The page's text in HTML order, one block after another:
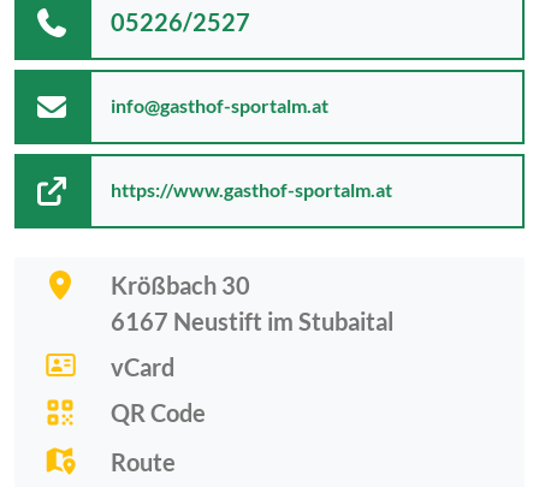
Krößbach 30
6167 Neustift im Stubaital
vCard
QR Code
Route
05226/2527
info@gasthof-sportalm.at
https://www.gasthof-sportalm.at